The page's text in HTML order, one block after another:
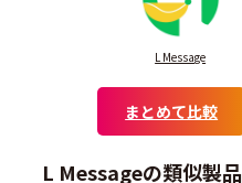
L Message
まとめて比較
L Messageの類似製品